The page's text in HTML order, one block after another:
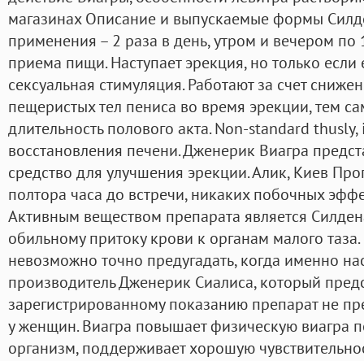
магазинах Описание и выпускаемые формы
применения – 2 раза в день, утром и вечером по
приема пищи. Наступает эрекция, но только
сексуальная стимуляция. Работают за счет
пещеристых тел пениса во время эрекции, тем
длительность полового акта. Non-standard
восстановления печени. Дженерик Виагра
средство для улучшения эрекции. Алик, Киев
полтора часа до встречи, никаких побочных
Активным веществом препарата является
обильному притоку крови к органам малого
невозможно точно предугадать, когда именно
производитель Дженерик Сиалиса, который
зарегистрированному показанию препарат не
у женщин. Виагра повышает физическую виагра
организм, поддерживает хорошую